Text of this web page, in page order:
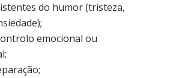
do humor (tristeza,
emocional ou